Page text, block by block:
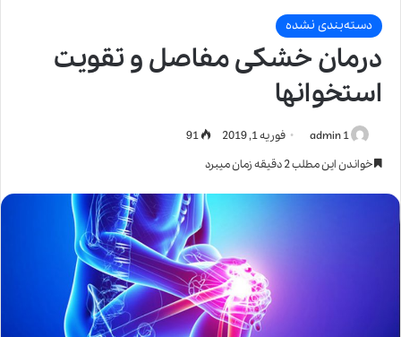
دسته‌بندی نشده
درمان خشکی مفاصل و تقویت
استخوانها
admin 1 فوریه 1, 2019
خواندن این مطلب 2 دقیقه زمان میبرد